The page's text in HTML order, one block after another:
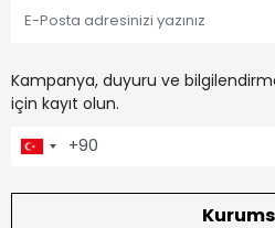
Kampanya, duyuru ve
için kayıt olun.